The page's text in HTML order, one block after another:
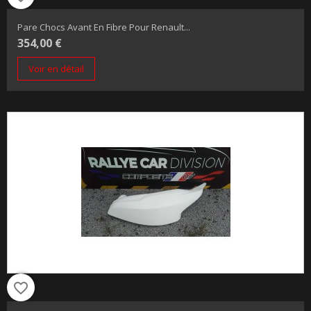
Pare Chocs Avant En Fibre Pour Renault...
354,00 €
Voir en détail
favorite_border